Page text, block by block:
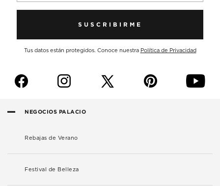
SUSCRIBIRME
Tus datos están protegidos. Conoce nuestra Política de Privacidad
f i p y
NEGOCIOS PALACIO
Rebajas de Verano
Festival de Belleza